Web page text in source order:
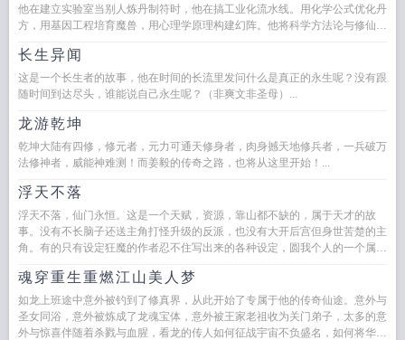
他在建立实验室当别人炼丹制符时，他在搞工业化流水线。用化学公式优化丹
方，用基因工程培育魔兽，用心理学原理构建幻阵。他将科学方法论与修仙文
长生异闻
这是一个长生者的故事，他在时间的长流里发问什么是真正的永生呢？没有跟
随时间到达尽头，谁能说自己永生呢？（非爽文非圣母）...
龙游乾坤
乾坤大陆有四修，修元者，元力可通天修身者，肉身撼天地修兵者，一兵破万
法修神者，威能神难测！而姜毅的传奇之路，也将从这里开始！...
浮天不落
浮天不落，仙门永恒。这是一个天赋，资源，靠山都不缺的，属于天才的故
事。没有不长脑子还送主角打怪升级的反派，也没有大开后宫但身世苦楚的主
角。有的只有设定狂魔的作者忍不住写出来的各种设定，圆我个人的一个属于
魂穿重生重燃江山美人梦
如龙上班途中意外被钓到了修真界，从此开始了专属于他的传奇仙途。意外与
圣女同浴，意外被炼成了龙魂宝体，意外被王家老祖收为关门弟子，太多的意
外与惊喜伴随着杀戮与血腥，看龙的传人如何征战宇宙不负盛名，如何将华夏